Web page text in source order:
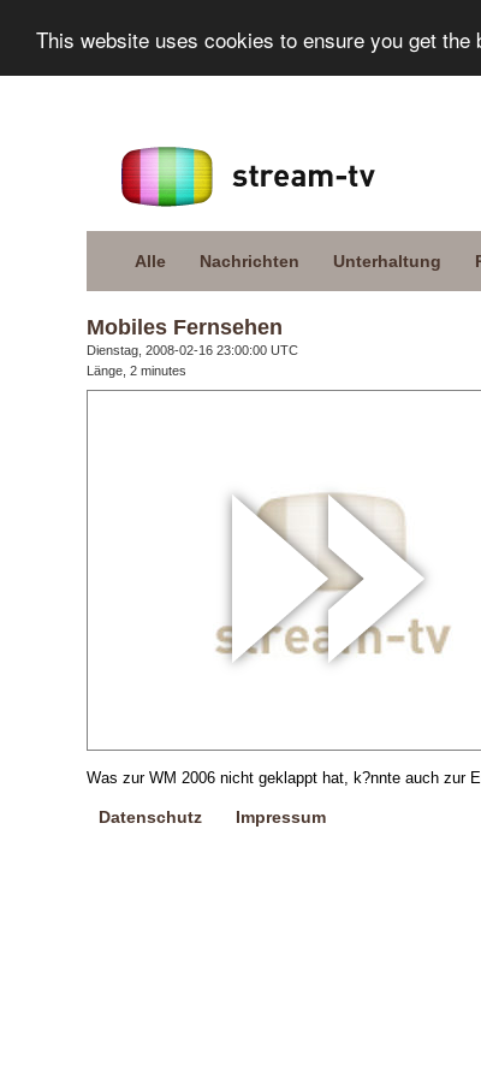
This website uses cookies to ensure you get
Alle Nachrichten Unterhaltung
Mobiles Fernsehen
Dienstag, 2008-02-16 23:00:00 UTC
Länge, 2 minutes
Was zur WM 2006 nicht geklappt hat, k?nnte auch zur
Datenschutz Impressum